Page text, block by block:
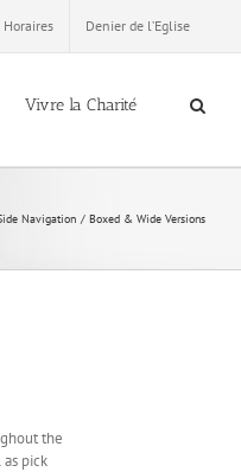
Horaires Denier de l’Eglise
Vivre la Charité
Navigation Boxed & Wide Versions
the
pick